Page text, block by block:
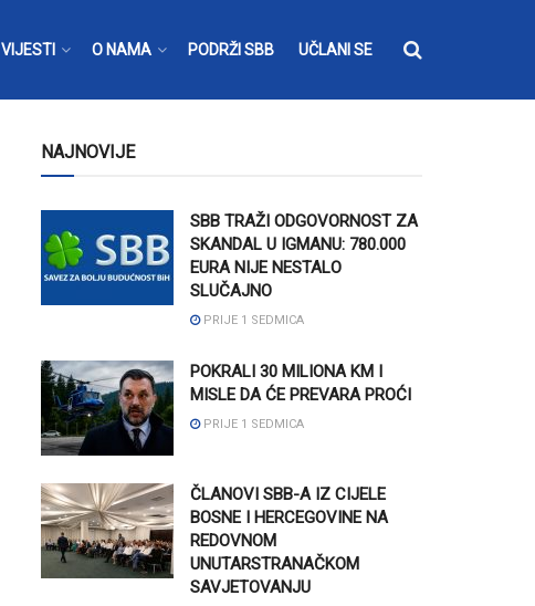
VIJESTI O NAMA PODRŽI SBB UČLANI SE
NAJNOVIJE
SBB TRAŽI ODGOVORNOST ZA
SKANDAL U IGMANU: 780.000
EURA NIJE NESTALO
SLUČAJNO
PRIJE 1 SEDMICA
POKRALI 30 MILIONA KM I
MISLE DA ĆE PREVARA PROĆI
PRIJE 1 SEDMICA
ČLANOVI SBB-A IZ CIJELE
BOSNE I HERCEGOVINE NA
REDOVNOM
UNUTARSTRANAČKOM
SAVJETOVANJU